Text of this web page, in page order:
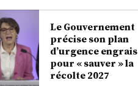
Le Gouvernement
précise son plan
d’urgence engrais
pour « sauver » la
récolte 2027